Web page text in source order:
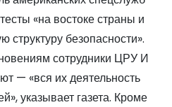
«на востоке страны и
структуру безопасности».
сотрудники ЦРУ И
— «вся их деятельность
указывает газета. Кроме